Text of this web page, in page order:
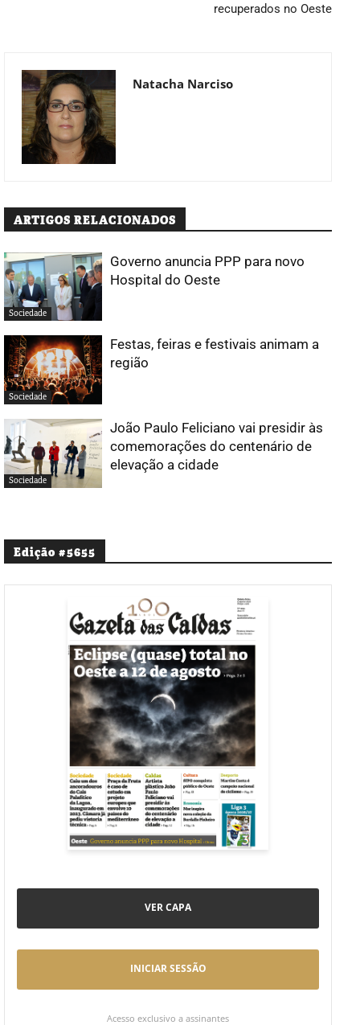
recuperados no Oeste
Natacha Narciso
ARTIGOS RELACIONADOS
Sociedade
Governo anuncia PPP para novo
Hospital do Oeste
Sociedade
Festas, feiras e festivais animam a
região
Sociedade
João Paulo Feliciano vai presidir às
comemorações do centenário de
elevação a cidade
Edição #5655
VER CAPA
INICIAR SESSÃO
Acesso exclusivo a assinantes